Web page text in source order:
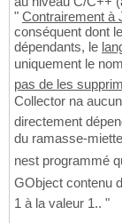
" Contrairement à
conséquent dont
dépendants, le
uniquement le
pas de les
Collector na
directement
du ramasse-
nest programmé
GObject contenu
1 à la valeur 1.. "